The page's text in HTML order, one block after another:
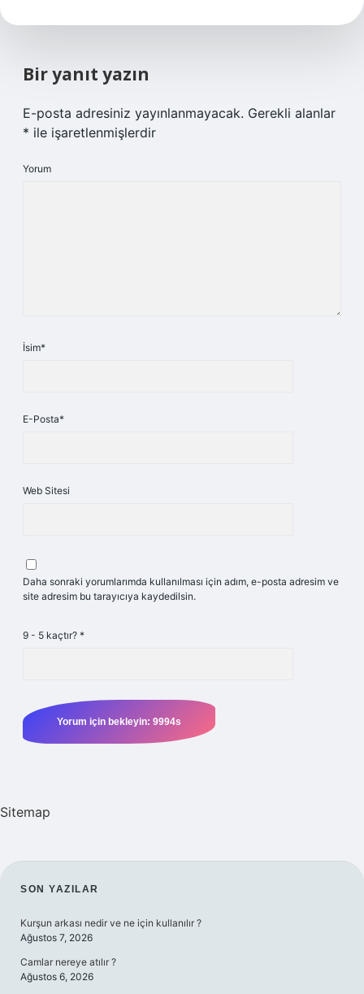
Bir yanıt yazın
E-posta adresiniz yayınlanmayacak. Gerekli alanlar
* ile işaretlenmişlerdir
Yorum
İsim*
E-Posta*
Web Sitesi
Daha sonraki yorumlarımda kullanılması için adım, e-posta adresim ve
site adresim bu tarayıcıya kaydedilsin.
9 - 5 kaçtır? *
Sitemap
SIDEBAR
SON YAZILAR
Kurşun arkası nedir ve ne için kullanılır ?
Ağustos 7, 2026
Camlar nereye atılır ?
Ağustos 6, 2026